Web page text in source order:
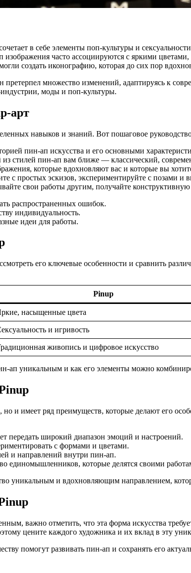
в себе элементы поп-культуры и
изображения часто ассоциируются с яркими
создать иконографию, которая до сих пор
множество изменений, адаптируясь к
моды и поп-культуры.
арт
навыков и знаний. Вот пошаговое
пин-ап искусства и его основными
из стилей пин-ап вам ближе — классический,
которые вдохновляют вас и которые вы
с простых эскизов, экспериментируйте с позами и
свои работы другим, получайте
распространенных ошибок.
индивидуальность.
идеи для работы.
его ключевые особенности и сравнить
Pinup
насыщенные цвета
и игривость
живопись и цифровое искусство
ап уникальным и как его элементы можно
но и имеет ряд преимуществ, которые делают его
передать широкий диапазон эмоций и настроений.
с формами и цветами.
и направлений внутри пин-ап.
единомышленников, которые делятся своими
уникальным и вдохновляющим направлением,
важно отметить, что эта форма искусства
цените каждого художника и их вклад в эту
помогут развивать пин-ап и сохранять его